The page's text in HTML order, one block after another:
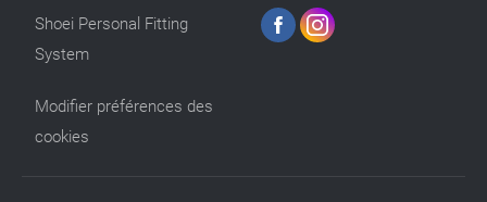
Shoei Personal Fitting
System
Modifier préférences des
cookies